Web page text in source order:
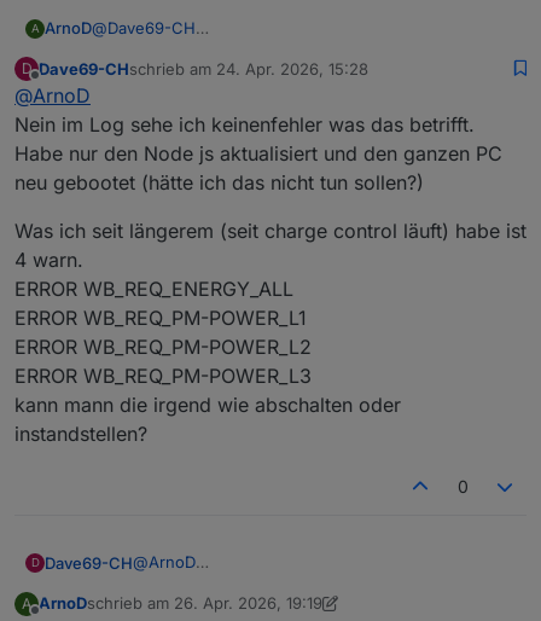
A ArnoD@Dave69-CH
Schnittstelle aus.
manuell einzutragen, da diese Werte dann nicht
aktualisiert werden.
Hast du mal im LOG geprüft ob da eventuell ein Fehler
angezeigt wird ?
D
Offline
Dave69-CHschrieb am 24. Apr. 2026, 15:28
zuletzt editiert von
@ArnoD
Nein im Log sehe ich keinenfehler was das betrifft.
Habe nur den Node js aktualisiert und den ganzen PC
neu gebootet (hätte ich das nicht tun sollen?)
Was ich seit längerem (seit charge control läuft) habe ist
4 warn.
ERROR WB_REQ_ENERGY_ALL
ERROR WB_REQ_PM-POWER_L1
ERROR WB_REQ_PM-POWER_L2
ERROR WB_REQ_PM-POWER_L3
kann mann die irgend wie abschalten oder
instandstellen?
0
D Dave69-CH@ArnoD
betrifft.
Was ich seit längerem (seit charge control läuft)
A ArnoDschrieb am 26. Apr. 2026, 19:19
zuletzt editiert von ArnoD